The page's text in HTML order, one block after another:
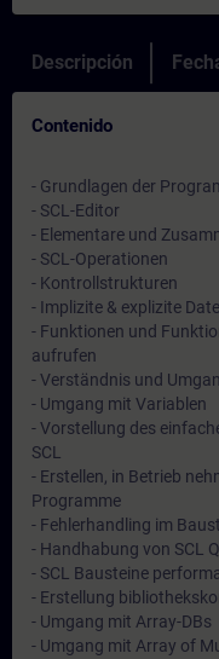
Descripción
Contenido
- Grundlagen der
- SCL-Editor
- Elementare und
- SCL-Operationen
- Kontrollstrukturen
- Implizite & explizite
- Funktionen und
aufrufen
- Verständnis und
- Umgang mit Variablen
- Vorstellung des
SCL
- Erstellen, in Betrieb
Programme
- Fehlerhandling im
- Handhabung von SCL
- SCL Bausteine
- Erstellung
- Umgang mit Array-DBs
- Umgang mit Array of